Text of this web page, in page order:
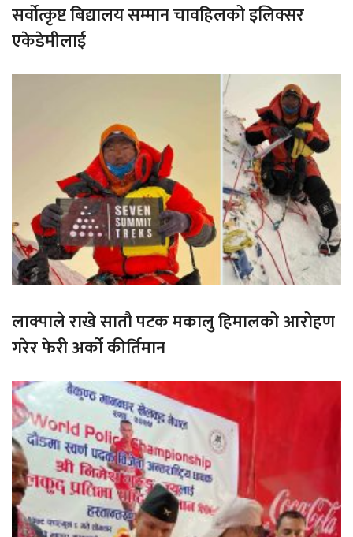
सर्वोत्कृष्ट बिद्यालय सम्मान चावहिलको इलिक्सर
एकेडेमीलाई
लाक्पाले राखे सातौ पटक मकालु हिमालको आरोहण
गरेर फेरी अर्को कीर्तिमान